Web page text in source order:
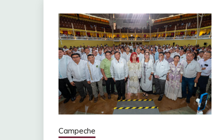
Campeche